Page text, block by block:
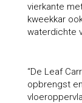
vierkante
kweekkar
waterdichte
“De Leaf
opbrengst